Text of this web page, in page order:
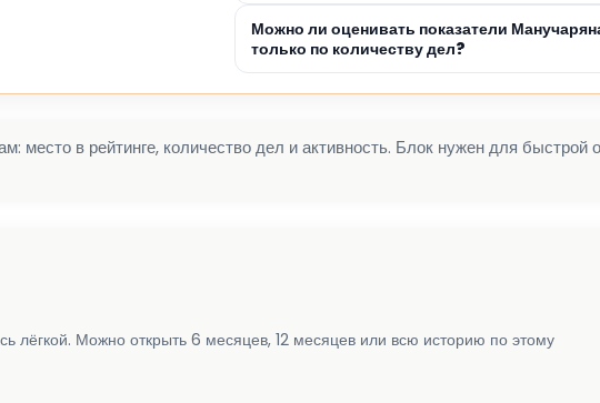
Можно ли оценивать показатели
только по количеству дел?
в рейтинге, количество дел и активность. Блок нужен для быстрой
лёгкой. Можно открыть 6 месяцев, 12 месяцев или всю историю по этому